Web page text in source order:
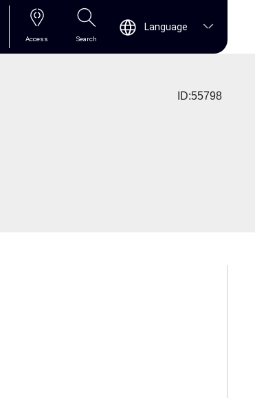
Access Search
Language
ID:55798